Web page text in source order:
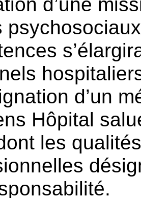
d’une
d’un
Hôpital
les